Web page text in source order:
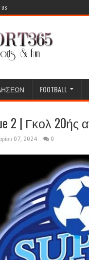
US
FOOTBALL
2 | Γκολ
07, 2024 0